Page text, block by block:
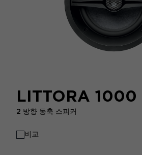
LITTORA 1000
2 방향 동축 스피커
비교